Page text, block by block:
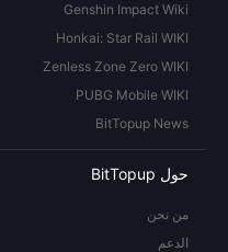
Genshin Impact Wiki
Honkai: Star Rail WIKI
Zenless Zone Zero WIKI
PUBG Mobile WIKI
BitTopup News
حول BitTopup
من نحن
الدعم